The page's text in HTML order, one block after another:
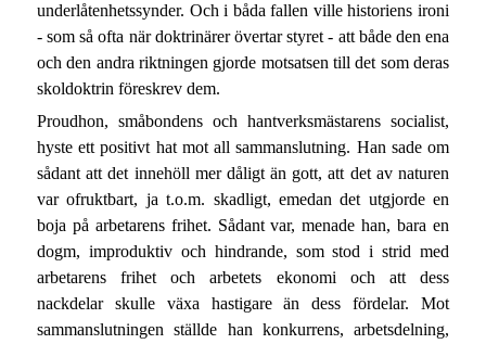
underlåtenhetssynder. Och i båda fallen ville historiens ironi
- som så ofta när doktrinärer övertar styret - att både den ena
och den andra riktningen gjorde motsatsen till det som deras
skoldoktrin föreskrev dem.
Proudhon, småbondens och hantverksmästarens socialist,
hyste ett positivt hat mot all sammanslutning. Han sade om
sådant att det innehöll mer dåligt än gott, att det av naturen
var ofruktbart, ja t.o.m. skadligt, emedan det utgjorde en
boja på arbetarens frihet. Sådant var, menade han, bara en
dogm, improduktiv och hindrande, som stod i strid med
arbetarens frihet och arbetets ekonomi och att dess
nackdelar skulle växa hastigare än dess fördelar. Mot
sammanslutningen ställde han konkurrens, arbetsdelning,